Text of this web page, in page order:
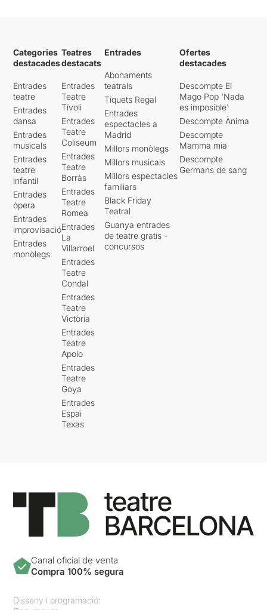
Categories
destacades
Entrades
teatre
Entrades
dansa
Entrades
musicals
Entrades
teatre
infantil
Entrades
òpera
Entrades
improvisació
Entrades
monòlegs
Teatres
destacats
Entrades
Teatre
Tívoli
Entrades
Teatre
Coliseum
Entrades
Teatre
Borràs
Entrades
Teatre
Romea
Entrades
La
Villarroel
Entrades
Teatre
Condal
Entrades
Teatre
Victòria
Entrades
Teatre
Apolo
Entrades
Teatre
Goya
Entrades
Espai
Texas
Entrades
Abonaments
teatrals
Tiquets Regal
Entrades
espectacles a
Madrid
Millors monòlegs
Millors musicals
Millors espectacles
familiars
Black Friday
Teatral
Guanya entrades
de teatre gratis -
concursos
Ofertes
destacades
Descompte El
Mago Pop 'Nada
es imposible'
Descompte Ànima
Descompte
Mamma mia
Descompte
Germans de sang
Canal oficial de venta
Compra 100% segura
Disseny i programació: